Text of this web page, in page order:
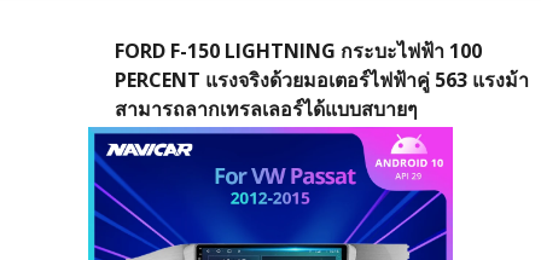
FORD F-150 LIGHTNING กระบะไฟฟ้า 100
PERCENT แรงจริงด้วยมอเตอร์ไฟฟ้าคู่ 563 แรงม้า
สามารถลากเทรลเลอร์ได้แบบสบายๆ